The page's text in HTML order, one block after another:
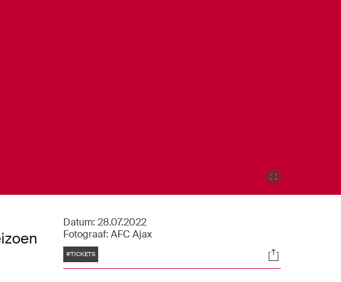
Datum: 28.07.2022
Fotograaf: AFC Ajax
Tags
#TICKETS Socials